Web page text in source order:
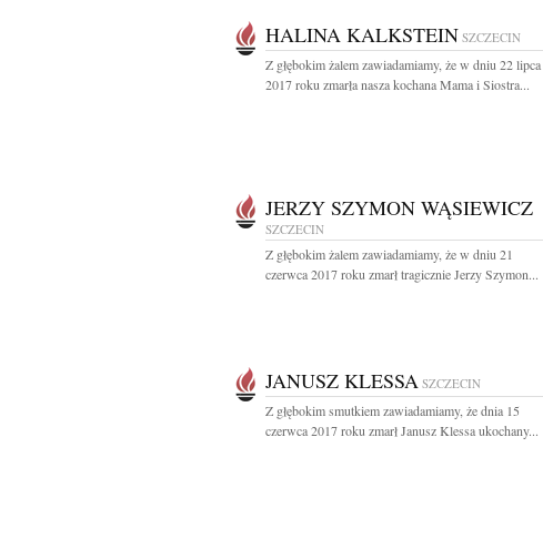
HALINA KALKSTEIN SZCZECIN
Z głębokim żalem zawiadamiamy, że w dniu 22 lipca
2017 roku zmarła nasza kochana Mama i Siostra...
JERZY SZYMON WĄSIEWICZ
SZCZECIN
Z głębokim żalem zawiadamiamy, że w dniu 21
czerwca 2017 roku zmarł tragicznie Jerzy Szymon...
JANUSZ KLESSA SZCZECIN
Z głębokim smutkiem zawiadamiamy, że dnia 15
czerwca 2017 roku zmarł Janusz Klessa ukochany...